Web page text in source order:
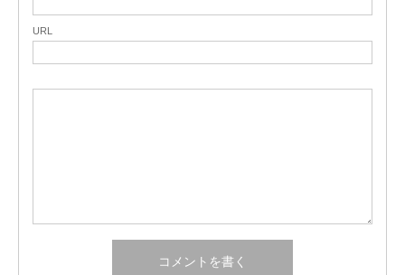
URL